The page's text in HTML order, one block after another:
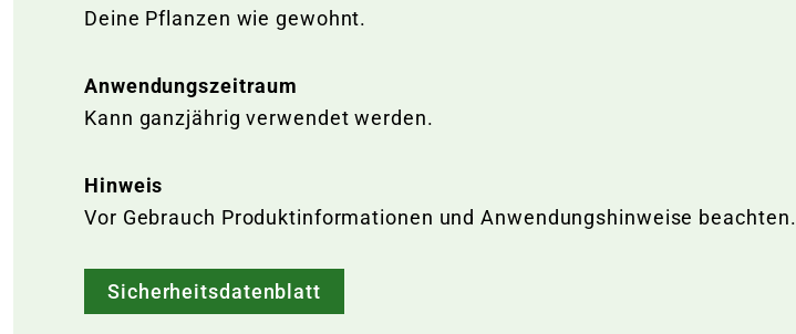
Deine Pflanzen wie gewohnt.
Anwendungszeitraum
Kann ganzjährig verwendet werden.
Hinweis
Vor Gebrauch Produktinformationen und Anwendungshinweise beachten.
Sicherheitsdatenblatt